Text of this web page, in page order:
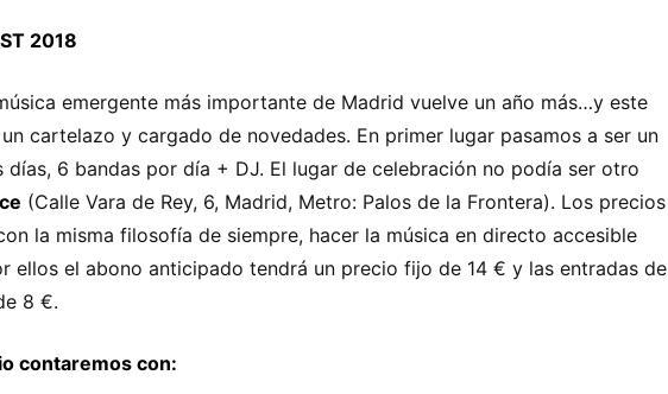
2018
emergente más importante de Madrid vuelve un año más…y este
cartelazo y cargado de novedades. En primer lugar pasamos a ser un
días, 6 bandas por día + DJ. El lugar de celebración no podía ser otro
(Calle Vara de Rey, 6, Madrid, Metro: Palos de la Frontera). Los precios
la misma filosofía de siempre, hacer la música en directo accesible
ellos el abono anticipado tendrá un precio fijo de 14 € y las entradas de
8 €.
contaremos con: